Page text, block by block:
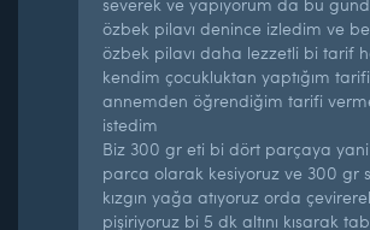
özbek pilavı denince izledim ve
özbek pilavı daha lezzetli bi tarif
kendim çocukluktan yaptığım tarifi
annemden öğrendiğim tarifi
istedim
Biz 300 gr eti bi dört parçaya
parca olarak kesiyoruz ve 300 gr
kızgın yağa atıyoruz orda
pişiriyoruz bi 5 dk altını kısarak